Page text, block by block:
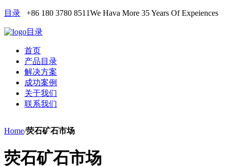
目录 +86 180 3780 8511We Hava More 35 Years Of Expeiences
目录
首页
产品目录
解决方案
成功案例
关于我们
联系我们
Home/荧石矿石市场
荧石矿石市场